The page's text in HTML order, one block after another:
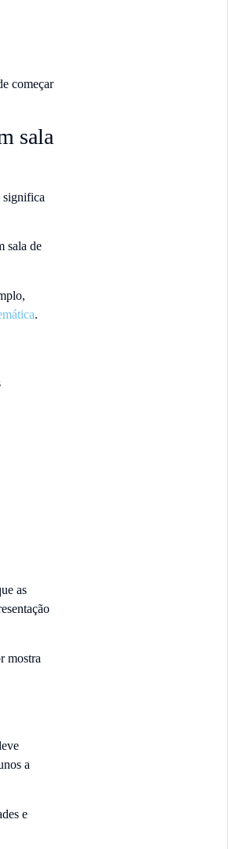
começar
sala
significa
sala de
.
as
mostra
a
e